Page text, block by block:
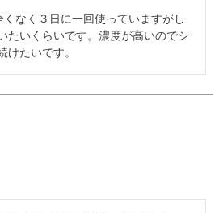
なく３日に一回使っていますがし
たいくらいです。濃度が高いのでシ
けたいです。